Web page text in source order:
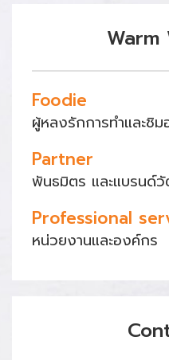
Warm
Foodie
ผู้หลงรักการทำและชิม
Partner
พันธมิตร และแบรนด์
Professional
หน่วยงานและองค์กร